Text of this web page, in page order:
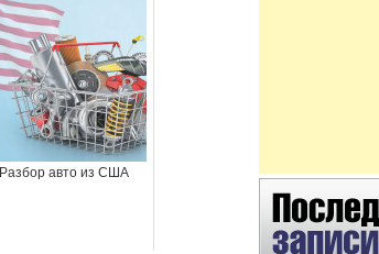
Разбор авто из США